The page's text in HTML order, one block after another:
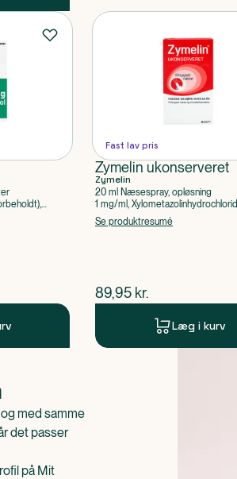
Fast lav pris
Zymelin ukonserveret
Zymelin
20 ml Næsespray, opløsning
1 mg/ml, Xylometazolinhydrochlorid
Se produktresumé
$nuværende pris
89,95 kr.
Læg i kurv
med samme
det passer
på Mit